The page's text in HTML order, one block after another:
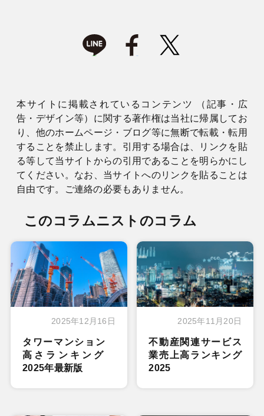
本サイトに掲載されているコンテンツ （記事・広
告・デザイン等）に関する著作権は当社に帰属してお
り、他のホームページ・ブログ等に無断で転載・転用
することを禁止します。引用する場合は、リンクを貼
る等して当サイトからの引用であることを明らかにし
てください。なお、当サイトへのリンクを貼ることは
自由です。ご連絡の必要もありません。
このコラムニストのコラム
2025年12月16日
タワーマンション
高さランキング
2025年最新版
2025年11月20日
不動産関連サービス
業売上高ランキング
2025